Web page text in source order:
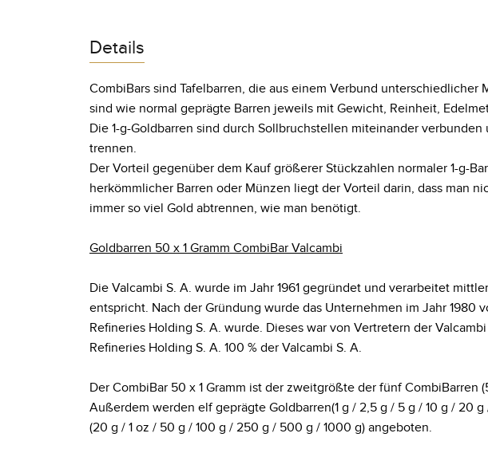
Details
CombiBars sind Tafelbarren, die aus einem Verbund
sind wie normal geprägte Barren jeweils mit Gewicht, Reinheit,
Die 1-g-Goldbarren sind durch Sollbruchstellen miteinander
trennen.
Der Vorteil gegenüber dem Kauf größerer Stückzahlen normaler 1-g-
herkömmlicher Barren oder Münzen liegt der Vorteil darin, dass man
immer so viel Gold abtrennen, wie man benötigt.
Goldbarren 50 x 1 Gramm CombiBar Valcambi
Die Valcambi S. A. wurde im Jahr 1961 gegründet und verarbeitet
entspricht. Nach der Gründung wurde das Unternehmen im Jahr
Refineries Holding S. A. wurde. Dieses war von Vertretern der
Refineries Holding S. A. 100 % der Valcambi S. A.
Der CombiBar 50 x 1 Gramm ist der zweitgrößte der fünf
Außerdem werden elf geprägte Goldbarren(1 g / 2,5 g / 5 g / 10 g / 20
(20 g / 1 oz / 50 g / 100 g / 250 g / 500 g / 1000 g) angeboten.